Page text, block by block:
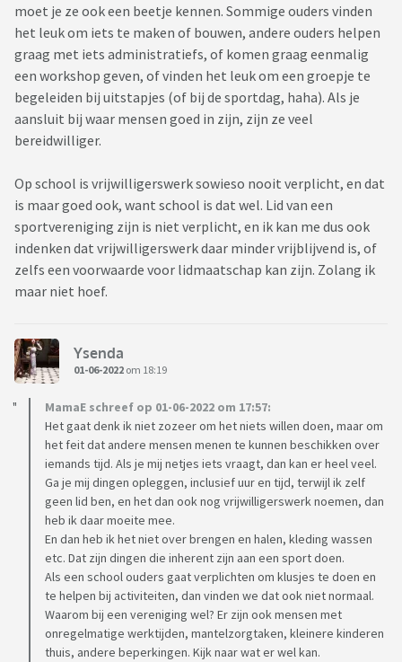
moet je ze ook een beetje kennen. Sommige ouders vinden
het leuk om iets te maken of bouwen, andere ouders helpen
graag met iets administratiefs, of komen graag eenmalig
een workshop geven, of vinden het leuk om een groepje te
begeleiden bij uitstapjes (of bij de sportdag, haha). Als je
aansluit bij waar mensen goed in zijn, zijn ze veel
bereidwilliger.
Op school is vrijwilligerswerk sowieso nooit verplicht, en dat
is maar goed ook, want school is dat wel. Lid van een
sportvereniging zijn is niet verplicht, en ik kan me dus ook
indenken dat vrijwilligerswerk daar minder vrijblijvend is, of
zelfs een voorwaarde voor lidmaatschap kan zijn. Zolang ik
maar niet hoef.
Ysenda
01-06-2022 om 18:19
MamaE schreef op 01-06-2022 om 17:57:
Het gaat denk ik niet zozeer om het niets willen doen, maar om
het feit dat andere mensen menen te kunnen beschikken over
iemands tijd. Als je mij netjes iets vraagt, dan kan er heel veel.
Ga je mij dingen opleggen, inclusief uur en tijd, terwijl ik zelf
geen lid ben, en het dan ook nog vrijwilligerswerk noemen, dan
heb ik daar moeite mee.
En dan heb ik het niet over brengen en halen, kleding wassen
etc. Dat zijn dingen die inherent zijn aan een sport doen.
Als een school ouders gaat verplichten om klusjes te doen en
te helpen bij activiteiten, dan vinden we dat ook niet normaal.
Waarom bij een vereniging wel? Er zijn ook mensen met
onregelmatige werktijden, mantelzorgtaken, kleinere kinderen
thuis, andere beperkingen. Kijk naar wat er wel kan.